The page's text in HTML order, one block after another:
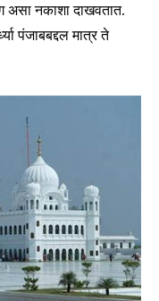
असा नकाशा दाखवतात.
पंजाबबद्दल मात्र ते